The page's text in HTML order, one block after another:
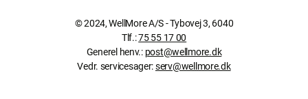
© 2024, WellMore A/S - Tybovej 3, 6040
Tlf.:75 55 17 00
Generel henv.: post@wellmore.dk
Vedr. servicesager:serv@wellmore.dk